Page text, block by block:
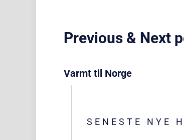
Previous & Next
Varmt til Norge
SENESTE NYE